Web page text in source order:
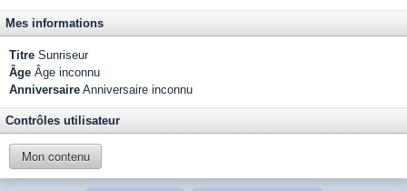
Mes informations
Titre Sunriseur
Âge Âge inconnu
Anniversaire Anniversaire inconnu
Contrôles utilisateur
Mon contenu